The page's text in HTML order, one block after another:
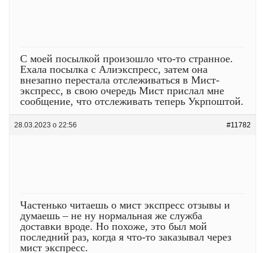
С моей посылкой произошло что-то странное.
Ехала посылка с Алиэкспресс, затем она
внезапно перестала отслеживаться в Мист-
экспресс, в свою очередь Мист прислал мне
сообщение, что отслеживать теперь Укрпоштой.
28.03.2023 о 22:56 #11782
Частенько читаешь о мист экспресс отзывы и
думаешь – не ну нормальная же служба
доставки вроде. Но похоже, это был мой
последний раз, когда я что-то заказывал через
мист экспресс.